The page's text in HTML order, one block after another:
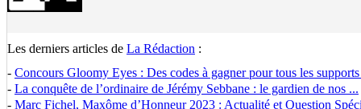
Les derniers articles de La Rédaction :
- Concours Gloomy Eyes : Des codes à gagner pour tous les
- La conquête de l’ordinaire de Jérémy Sebbane : le gardien de nos ...
- Marc Fichel, Maxôme d’Honneur 2023 : Actualité et Question